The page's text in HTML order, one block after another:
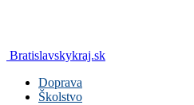
Bratislavskykraj.sk
Doprava
Školstvo